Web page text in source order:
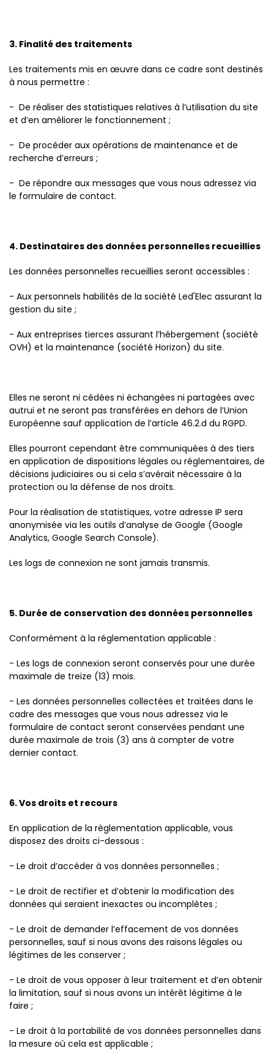
3. Finalité des traitements
Les traitements mis en œuvre dans ce cadre sont destinés
à nous permettre :
- De réaliser des statistiques relatives à l’utilisation du site
et d’en améliorer le fonctionnement ;
- De procéder aux opérations de maintenance et de
recherche d’erreurs ;
- De répondre aux messages que vous nous adressez via
le formulaire de contact.
4. Destinataires des données personnelles recueillies
Les données personnelles recueillies seront accessibles :
- Aux personnels habilités de la société Led'Elec assurant la
gestion du site ;
- Aux entreprises tierces assurant l’hébergement (société
OVH) et la maintenance (société Horizon) du site.
Elles ne seront ni cédées ni échangées ni partagées avec
autrui et ne seront pas transférées en dehors de l’Union
Européenne sauf application de l’article 46.2.d du RGPD.
Elles pourront cependant être communiquées à des tiers
en application de dispositions légales ou réglementaires, de
décisions judiciaires ou si cela s’avérait nécessaire à la
protection ou la défense de nos droits.
Pour la réalisation de statistiques, votre adresse IP sera
anonymisée via les outils d’analyse de Google (Google
Analytics, Google Search Console).
Les logs de connexion ne sont jamais transmis.
5. Durée de conservation des données personnelles
Conformément à la réglementation applicable :
- Les logs de connexion seront conservés pour une durée
maximale de treize (13) mois.
- Les données personnelles collectées et traitées dans le
cadre des messages que vous nous adressez via le
formulaire de contact seront conservées pendant une
durée maximale de trois (3) ans à compter de votre
dernier contact.
6. Vos droits et recours
En application de la règlementation applicable, vous
disposez des droits ci-dessous :
- Le droit d’accéder à vos données personnelles ;
- Le droit de rectifier et d’obtenir la modification des
données qui seraient inexactes ou incomplètes ;
- Le droit de demander l’effacement de vos données
personnelles, sauf si nous avons des raisons légales ou
légitimes de les conserver ;
- Le droit de vous opposer à leur traitement et d’en obtenir
la limitation, sauf si nous avons un intérêt légitime à le
faire ;
- Le droit à la portabilité de vos données personnelles dans
la mesure où cela est applicable ;